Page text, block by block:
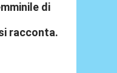
di
racconta.